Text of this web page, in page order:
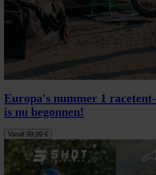
Europa's nummer 1
is nu begonnen!
Vanaf 99,99 €